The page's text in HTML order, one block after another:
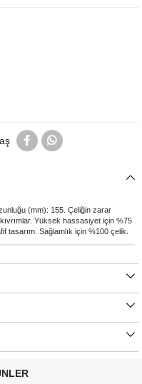
(mm): 155. Çeliğin zarar
Yüksek hassasiyet için %75
tasarım. Sağlamlık için %100 çelik.